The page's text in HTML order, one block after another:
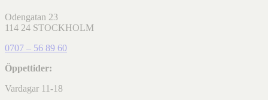
Odengatan 23
114 24 STOCKHOLM
0707 – 56 89 60
Öppettider:
Vardagar 11-18